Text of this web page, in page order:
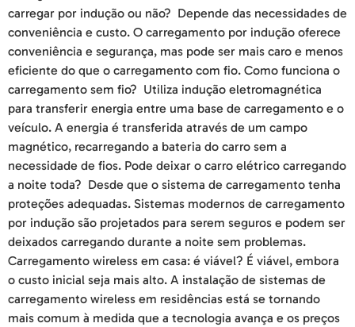
carregar por indução ou não? Depende das necessidades de
conveniência e custo. O carregamento por indução oferece
conveniência e segurança, mas pode ser mais caro e menos
eficiente do que o carregamento com fio. Como funciona o
carregamento sem fio? Utiliza indução eletromagnética
para transferir energia entre uma base de carregamento e o
veículo. A energia é transferida através de um campo
magnético, recarregando a bateria do carro sem a
necessidade de fios. Pode deixar o carro elétrico carregando
a noite toda? Desde que o sistema de carregamento tenha
proteções adequadas. Sistemas modernos de carregamento
por indução são projetados para serem seguros e podem ser
deixados carregando durante a noite sem problemas.
Carregamento wireless em casa: é viável? É viável, embora
o custo inicial seja mais alto. A instalação de sistemas de
carregamento wireless em residências está se tornando
mais comum à medida que a tecnologia avança e os preços